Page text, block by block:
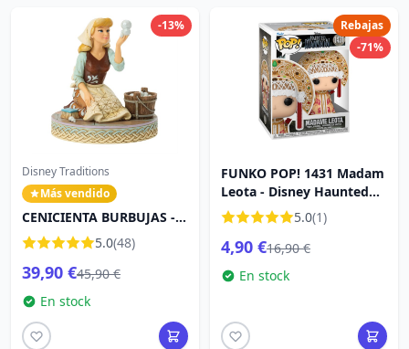
-13%
Disney Traditions
Más vendido
CENICIENTA BURBUJAS -
DISNEY TRADITIONS
5.0(48)
39,90 €45,90 €
En stock
Rebajas
-71%
FUNKO POP! 1431 Madam
Leota - Disney Haunted
Mansion
5.0(1)
4,90 €16,90 €
En stock